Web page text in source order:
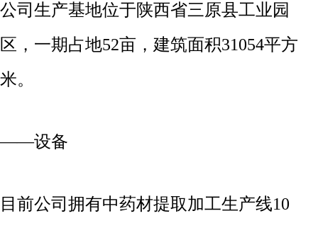
公司生产基地位于陕西省三原县工业园
区，一期占地52亩，建筑面积31054平方
米。
——设备
目前公司拥有中药材提取加工生产线10